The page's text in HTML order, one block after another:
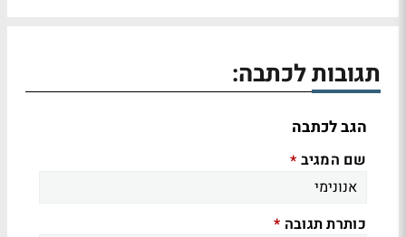
תגובות לכתבה:
הגב לכתבה
שם המגיב *
כותרת תגובה *